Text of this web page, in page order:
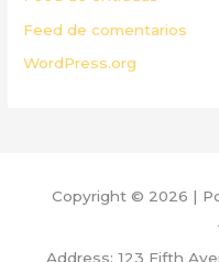
Feed de comentarios
WordPress.org
Copyright © 2026 |
Address: 123 Fifth